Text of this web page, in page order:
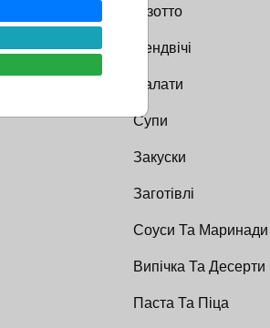
Різотто
Сендвічі
Салати
Супи
Закуски
Заготівлі
Соуси Та Маринади
Випічка Та Десерти
Паста Та Піца